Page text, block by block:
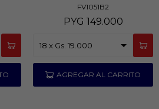
FV1051B2
PYG 149.000